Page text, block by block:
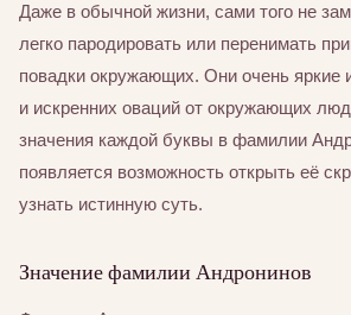
Даже в обычной жизни, сами того не
легко пародировать или перенимать
повадки окружающих. Они очень яркие
и искренних оваций от окружающих
значения каждой буквы в фамилии
появляется возможность открыть её
узнать истинную суть.
Значение фамилии Андронинов